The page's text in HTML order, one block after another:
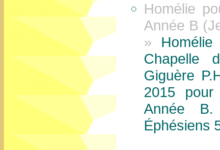
Homélie
Année B
»
Chapelle
Giguère
2015
Année B.
Éphésiens